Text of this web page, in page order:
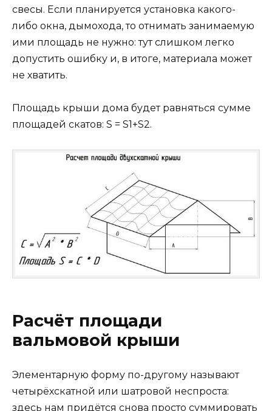
свесы. Если планируется установка какого-
либо окна, дымохода, то отнимать занимаемую
ими площадь не нужно: тут слишком легко
допустить ошибку и, в итоге, материала может
не хватить.
Площадь крыши дома будет равняться сумме
площадей скатов: S = S1+S2.
Расчёт площади
вальмовой крыши
Элементарную форму по-другому называют
четырёхскатной или шатровой неспроста:
здесь нам придётся снова просто суммировать